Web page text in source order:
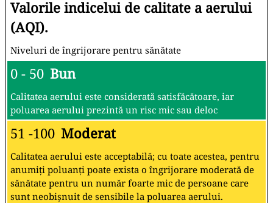
Valorile indicelui de calitate a aerului
(AQI).
Niveluri de îngrijorare pentru sănătate
0 - 50 Bun
Calitatea aerului este considerată satisfăcătoare, iar
poluarea aerului prezintă un risc mic sau deloc
51 -100 Moderat
Calitatea aerului este acceptabilă; cu toate acestea, pentru
anumiți poluanți poate exista o îngrijorare moderată de
sănătate pentru un număr foarte mic de persoane care
sunt neobișnuit de sensibile la poluarea aerului.